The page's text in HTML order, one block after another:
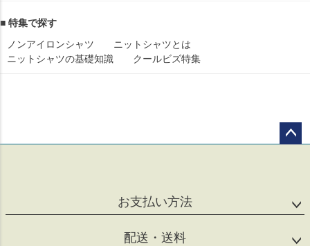
■ 特集で探す
ノンアイロンシャツ
ニットシャツとは
ニットシャツの基礎知識
クールビズ特集
お支払い方法
配送・送料